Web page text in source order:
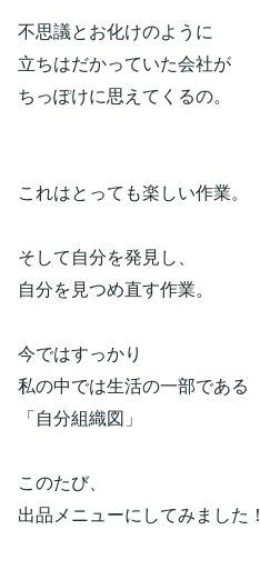
不思議とお化けのように
立ちはだかっていた会社が
ちっぽけに思えてくるの。
これはとっても楽しい作業。
そして自分を発見し、
自分を見つめ直す作業。
今ではすっかり
私の中では生活の一部である
「自分組織図」
このたび、
出品メニューにしてみました！